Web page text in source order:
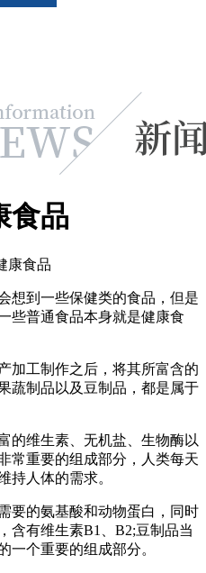
食品
康食品
想到一些保健类的食品，但是
些普通食品本身就是健康食
加工制作之后，将其所富含的
蔬制品以及豆制品，都是属于
维生素、无机盐、生物酶以
常重要的组成部分，人类每天
持人体的需求。
的氨基酸和动物蛋白，同时
含有维生素B1、B2;豆制品当
一个重要的组成部分。